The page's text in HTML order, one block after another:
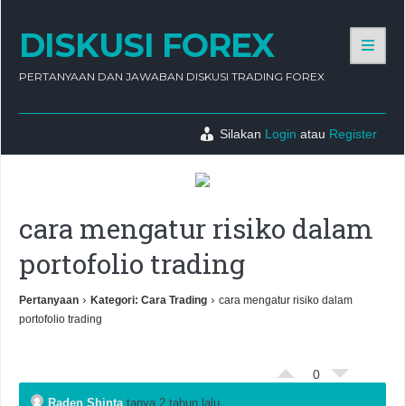
DISKUSI FOREX
PERTANYAAN DAN JAWABAN DISKUSI TRADING FOREX
Silakan Login atau Register
cara mengatur risiko dalam
portofolio trading
Pertanyaan › Kategori: Cara Trading › cara mengatur risiko dalam
portofolio trading
0
Raden Shintatanya 2 tahun lalu